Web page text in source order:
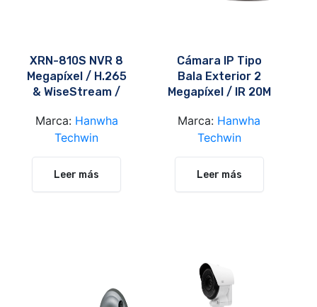
XRN-810S NVR 8
Megapíxel / H.265
& WiseStream /
Marca: Hanwha
Techwin
Leer más
Cámara IP Tipo
Bala Exterior 2
Megapíxel / IR 20M
6012R
Marca: Hanwha
Techwin
Leer más